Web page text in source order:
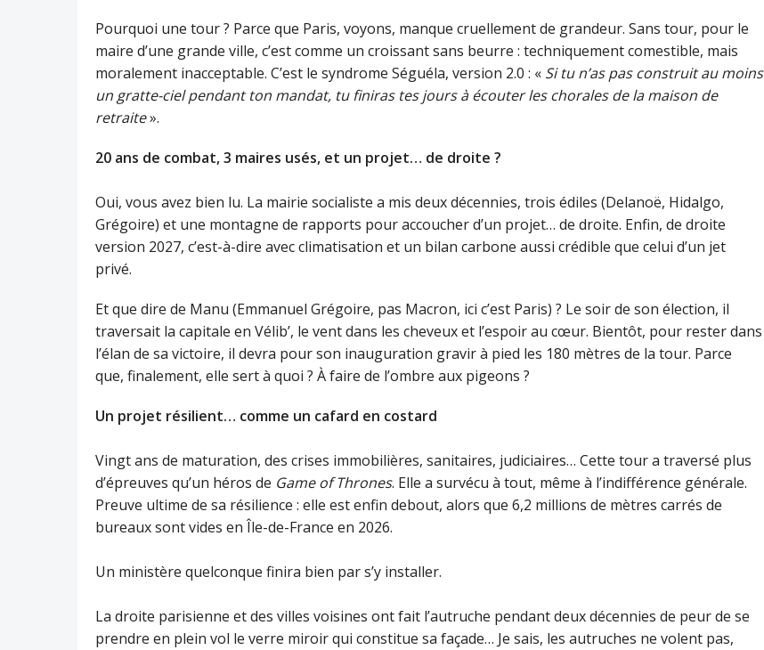
Pourquoi une tour ? Parce que Paris, voyons, manque cruellement de grandeur. Sans tour, pour le
maire d’une grande ville, c’est comme un croissant sans beurre : techniquement comestible, mais
moralement inacceptable. C’est le syndrome Séguéla, version 2.0 : « Si tu n’as pas construit au moins
un gratte-ciel pendant ton mandat, tu finiras tes jours à écouter les chorales de la maison de
retraite».
20 ans de combat, 3 maires usés, et un projet… de droite ?
Oui, vous avez bien lu. La mairie socialiste a mis deux décennies, trois édiles (Delanoë, Hidalgo,
Grégoire) et une montagne de rapports pour accoucher d’un projet… de droite. Enfin, de droite
version 2027, c’est-à-dire avec climatisation et un bilan carbone aussi crédible que celui d’un jet
privé.
Et que dire de Manu (Emmanuel Grégoire, pas Macron, ici c’est Paris) ? Le soir de son élection, il
traversait la capitale en Vélib’, le vent dans les cheveux et l’espoir au cœur. Bientôt, pour rester dans
l’élan de sa victoire, il devra pour son inauguration gravir à pied les 180 mètres de la tour. Parce
que, finalement, elle sert à quoi ? À faire de l’ombre aux pigeons ?
Un projet résilient… comme un cafard en costard
Vingt ans de maturation, des crises immobilières, sanitaires, judiciaires… Cette tour a traversé plus
d’épreuves qu’un héros de Game of Thrones. Elle a survécu à tout, même à l’indifférence générale.
Preuve ultime de sa résilience : elle est enfin debout, alors que 6,2 millions de mètres carrés de
bureaux sont vides en Île-de-France en 2026.
Un ministère quelconque finira bien par s’y installer.
La droite parisienne et des villes voisines ont fait l’autruche pendant deux décennies de peur de se
prendre en plein vol le verre miroir qui constitue sa façade… Je sais, les autruches ne volent pas,